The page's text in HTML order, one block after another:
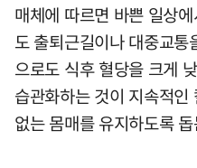
매체에 따르면 바쁜 일상
도 출퇴근길이나 대중교
으로도 식후 혈당을 크게
습관화하는 것이 지속적
없는 몸매를 유지하도록